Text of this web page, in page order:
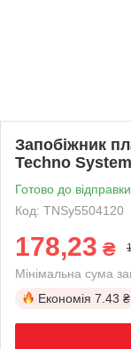
Запобіжник
Techno
Готово до відправки
Код: TNSy5504120
178,23 ₴
Мінімальна сума
Економія 7.43 ₴